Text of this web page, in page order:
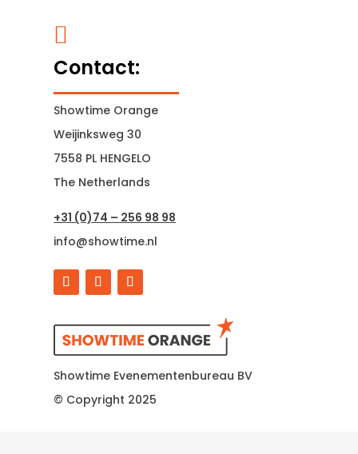

Contact:
Showtime Orange
Weijinksweg 30
7558 PL HENGELO
The Netherlands
+31 (0)74 – 256 98 98
info@showtime.nl
Showtime Evenementenbureau BV
© Copyright 2025